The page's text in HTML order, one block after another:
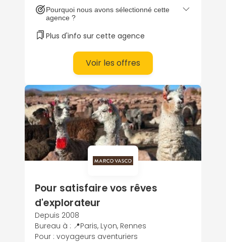
Voyagez écolo : l’absorption de 100%
des émissions carbone de votre séjour
est assurée !
Pourquoi nous avons sélectionné cette
agence ?
Plus d'info sur cette agence
Voir les offres
Pour satisfaire vos rêves
d'explorateur
Depuis 2008
Bureau à : 📍Paris, Lyon, Rennes
Pour : voyageurs aventuriers